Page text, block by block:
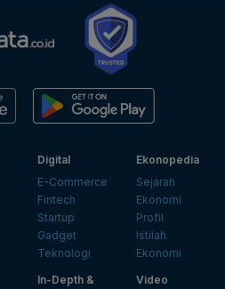
Digital
E-Commerce
Fintech
Startup
Gadget
Teknologi
Ekonopedia
Sejarah
Ekonomi
Profil
Istilah
Ekonomi
In-Depth &
Video